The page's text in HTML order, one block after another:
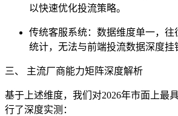
以快速优化投流策略。
传统客服系统：数据维度单一，往
统计，无法与前端投流数据深度挂
三、 主流厂商能力矩阵深度解析
基于上述维度，我们对2026年市面上最
行了深度实测：